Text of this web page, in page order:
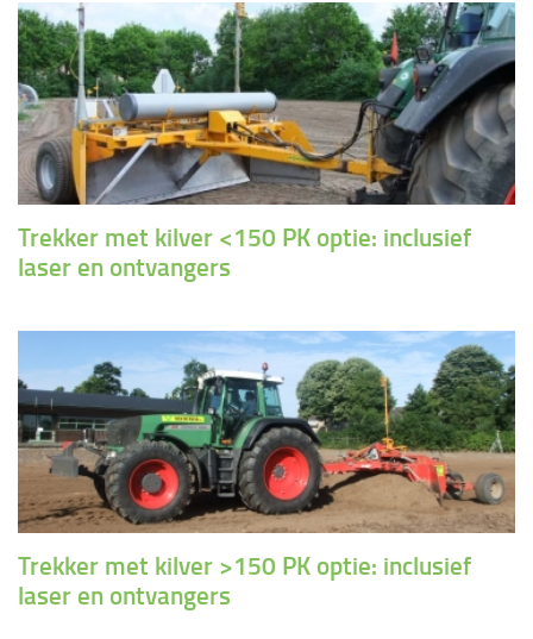
Trekker met kilver <150 PK optie: inclusief
laser en ontvangers
Trekker met kilver >150 PK optie: inclusief
laser en ontvangers